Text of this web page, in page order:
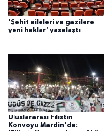
'Şehit aileleri ve gazilere
yeni haklar' yasalaştı
Uluslararası Filistin
Konvoyu Mardin'de: